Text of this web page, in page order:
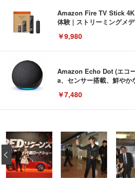
Amazon Fire TV Stick
体験 | ストリーミングメ
￥9,980
Amazon Echo Dot (エコ
a、センサー搭載、鮮や
￥7,480
[EdoErgo] オフィスチェ
い 跳ね上げ式アームレ
キング pc 事務椅子 360
ン樹脂ベース 通気性メ
(黒網+黒枠+黒足)
￥5,699
EIZO ビジネス向けプレ
EV3240X-WT | 31.5型4K
イト
￥105,595
Amazonベーシック ペッ
回使い捨て 無香料 ホワイ
￥3,373
‹